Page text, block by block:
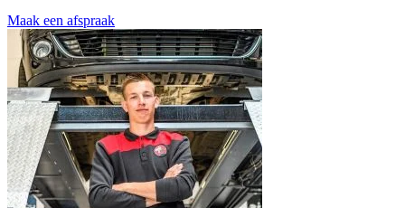
Maak een afspraak